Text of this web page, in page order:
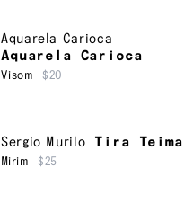
Aquarela Carioca
Aquarela Carioca
Visom $20
Sergio Murilo Tira Teima
Mirim $25